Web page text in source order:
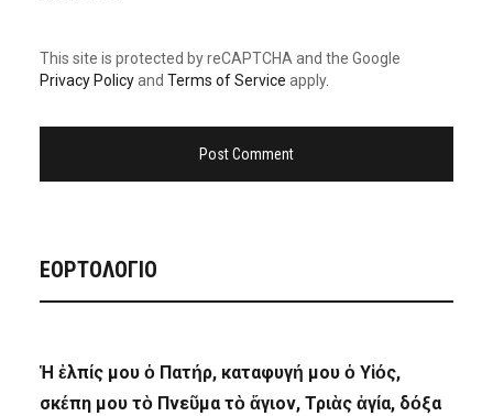
This site is protected by reCAPTCHA and the Google
Privacy Policyand Terms of Service apply.
ΕΟΡΤΟΛΟΓΙΟ
Ἡ ἐλπίς μου ὁ Πατήρ, καταφυγή μου ὁ Υἱός,
σκέπη μου τὸ Πνεῦμα τὸ ἅγιον, Τριὰς ἁγία, δόξα